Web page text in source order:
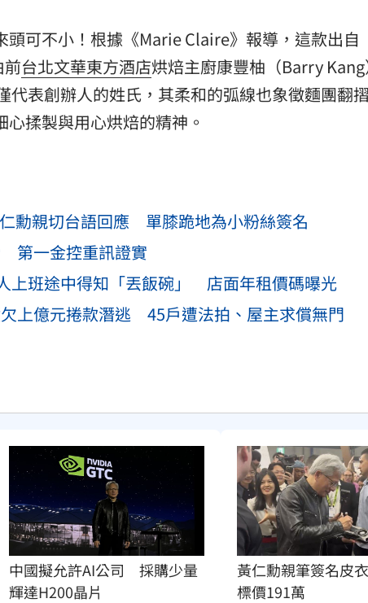
可不小！根據《Marie Claire》報導，這款出自
台北文華東方酒店烘焙主廚康豐柚（Barry
代表創辦人的姓氏，其柔和的弧線也象徵麵團翻
揉製與用心烘焙的精神。
勳親切台語回應 單膝跪地為小粉絲簽名
第一金控重訊證實
上班途中得知「丟飯碗」 店面年租價碼曝光
上億元捲款潛逃 45戶遭法拍、屋主求償無門
中國擬允許AI公司　採購少量
輝達H200晶片
黃仁勳親筆簽名皮
標價191萬